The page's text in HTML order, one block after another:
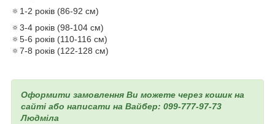
🔅1-2 років (86-92 см)
🔅3-4 років (98-104 см)
🔅5-6 років (110-116 см)
🔅7-8 років (122-128 см)
Оформити замовлення Ви можете через кошик на
сайті або написати на Вайбер: 099-777-97-73
Людміла